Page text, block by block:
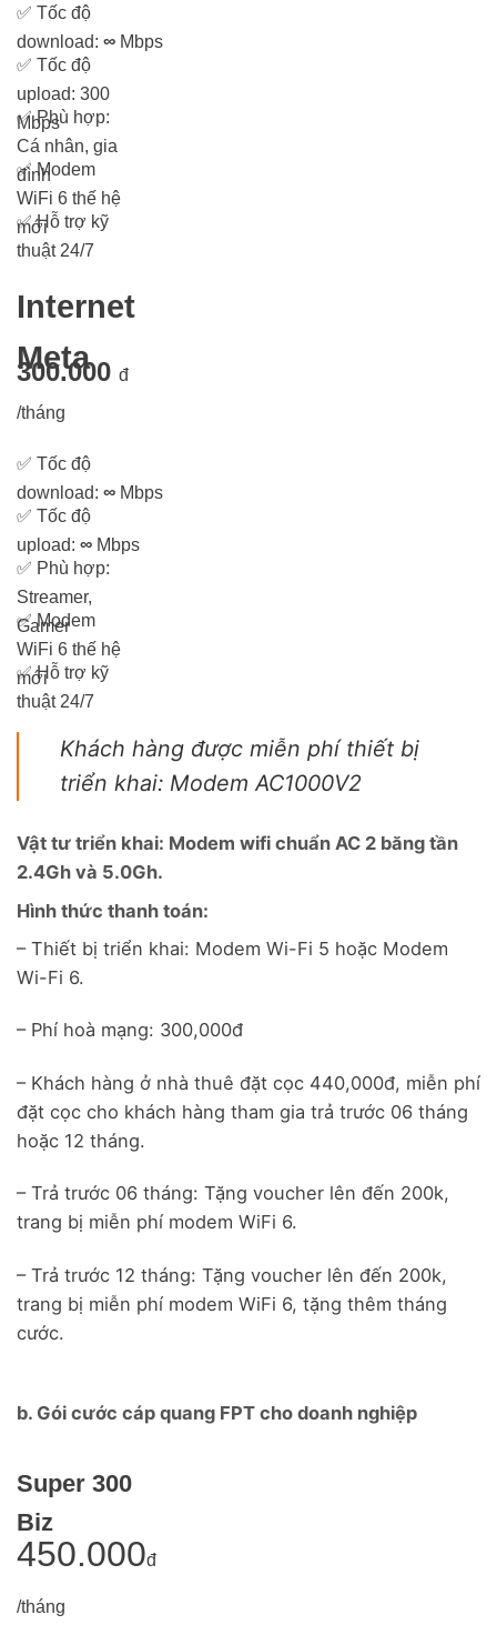
✅ Tốc độ
download: ∞ Mbps
✅ Tốc độ
upload: 300
Mbps
✅Phù hợp:
Cá nhân, gia
đình
✅Modem
WiFi 6 thế hệ
mới
✅Hỗ trợ kỹ
thuật 24/7
Internet
Meta
300.000 đ
/tháng
✅ Tốc độ
download: ∞ Mbps
✅ Tốc độ
upload: ∞ Mbps
✅ Phù hợp:
Streamer,
Gamer
✅Modem
WiFi 6 thế hệ
mới
✅Hỗ trợ kỹ
thuật 24/7
Khách hàng được miễn phí thiết bị
triển khai: Modem AC1000V2
Vật tư triển khai: Modem wifi chuẩn AC 2 băng tần
2.4Gh và 5.0Gh.
Hình thức thanh toán:
– Thiết bị triển khai: Modem Wi-Fi 5 hoặc Modem
Wi-Fi 6.
– Phí hoà mạng: 300,000đ
– Khách hàng ở nhà thuê đặt cọc 440,000đ, miễn phí
đặt cọc cho khách hàng tham gia trả trước 06 tháng
hoặc 12 tháng.
– Trả trước 06 tháng: Tặng voucher lên đến 200k,
trang bị miễn phí modem WiFi 6.
– Trả trước 12 tháng: Tặng voucher lên đến 200k,
trang bị miễn phí modem WiFi 6, tặng thêm tháng
cước.
b. Gói cước cáp quang FPT cho doanh nghiệp
Super 300
Biz
450.000đ
/tháng